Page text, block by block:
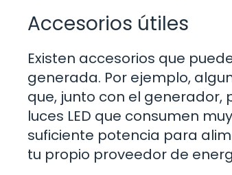
Accesorios útiles
Existen accesorios que
generada. Por ejemplo,
que, junto con el
luces LED que consumen
suficiente potencia para
tu propio proveedor de